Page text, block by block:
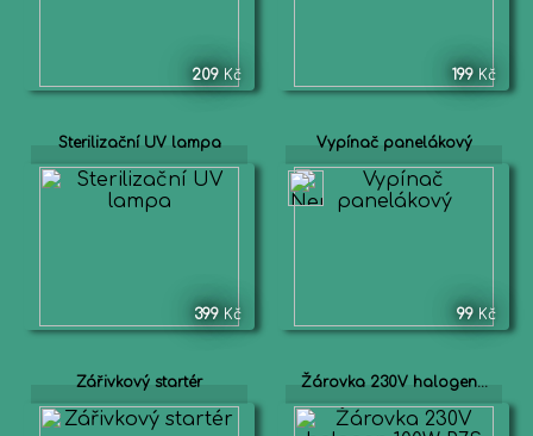
209 Kč 199 Kč
Sterilizační UV lampa
399 Kč
Vypínač panelákový
99 Kč
Zářivkový startér Žárovka 230V halogen...